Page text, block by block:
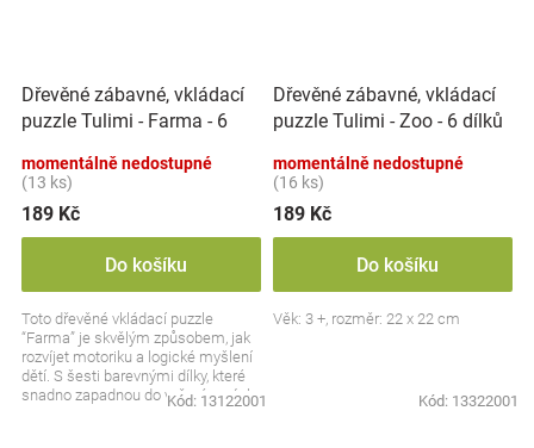
Dřevěné zábavné, vkládací
puzzle Tulimi - Farma - 6
momentálně nedostupné
(13 ks)
189 Kč
Do košíku
Toto dřevěné vkládací puzzle
“Farma” je skvělým způsobem, jak
rozvíjet motoriku a logické myšlení
dětí. S šesti barevnými dílky, které
snadno zapadnou do vyřezávaných
Kód: 13122001
Dřevěné zábavné, vkládací
puzzle Tulimi - Zoo - 6 dílků
momentálně nedostupné
(16 ks)
189 Kč
Do košíku
Věk: 3 +, rozměr: 22 x 22 cm
Kód: 13322001